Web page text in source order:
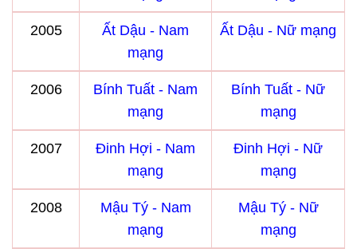
2005
Ất Dậu - Nam
mạng
Ất Dậu - Nữ mạng
2006
Bính Tuất - Nam
mạng
Bính Tuất - Nữ
mạng
2007
Đinh Hợi - Nam
mạng
Đinh Hợi - Nữ
mạng
2008
Mậu Tý - Nam
mạng
Mậu Tý - Nữ
mạng